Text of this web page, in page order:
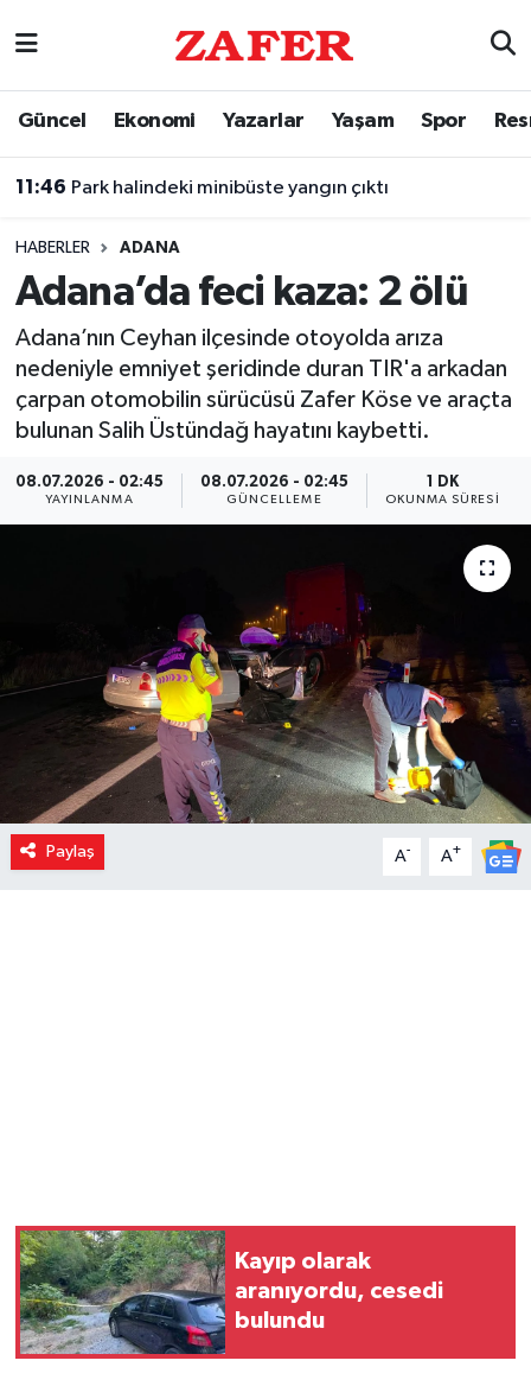
Güncel Ekonomi Yazarlar Yaşam Spor
11:46 Park halindeki minibüste yangın çıktı
HABERLER ADANA
Adana’da feci kaza: 2 ölü
Adana’nın Ceyhan ilçesinde otoyolda arıza
nedeniyle emniyet şeridinde duran TIR'a arkadan
çarpan otomobilin sürücüsü Zafer Köse ve araçta
bulunan Salih Üstündağ hayatını kaybetti.
08.07.2026 - 02:45
YAYINLANMA
08.07.2026 - 02:45
GÜNCELLEME
1 DK
OKUNMA SÜRESI
Paylaş A- A+
Kayıp olarak
aranıyordu, cesedi
bulundu
Nöbetçi Eczaneler
Trafik Durumu
Süper Lig Puan Durumu ve Fikstür
Tüm Manşetler